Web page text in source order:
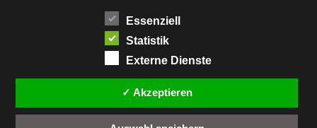
Stadt Tabarka Telekommunikation
Zaghouan
Essenziell
Statistik
Externe Dienste
✓ Akzeptieren